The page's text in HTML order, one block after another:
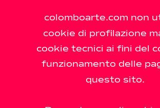
colomboarte.com non
cookie di profilazione
cookie tecnici ai fini del
funzionamento delle
questo sito.